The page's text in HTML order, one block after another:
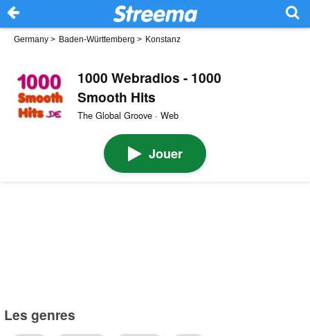
Germany > Baden-Württemberg > Konstanz
1000 Webradios - 1000
Smooth Hits
The Global Groove · Web
Jouer
Les genres